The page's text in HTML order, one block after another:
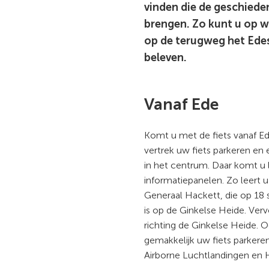
vinden die de
brengen. Zo kunt u op
op de terugweg het
beleven.
Vanaf Ede
Komt u met de fiets vanaf
vertrek uw fiets parkeren en
in het centrum. Daar komt u
informatiepanelen. Zo leert
Generaal Hackett, die op 18
is op de Ginkelse Heide.
richting de Ginkelse Heide.
gemakkelijk uw fiets
Airborne Luchtlandingen en